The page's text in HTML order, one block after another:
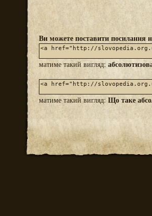
Ви можете поставити посилання
матиме такий вигляд:
матиме такий вигляд:Що таке